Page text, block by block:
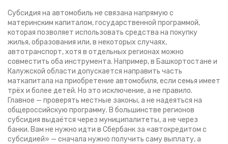
Субсидия на автомобиль не связана напрямую с
материнским капиталом,государственной программой,
которая позволяет использовать средства на покупку
жилья, образования или, в некоторых случаях,
автотранспорт, хотя в отдельных регионах можно
совместить оба инструмента. Например, в Башкортостане и
Калужской области допускается направить часть
маткапитала на приобретение автомобиля, если семья имеет
трёх и более детей. Но это исключение, а не правило.
Главное — проверять местные законы, а не надеяться на
общероссийскую программу. В большинстве регионов
субсидия выдаётся через муниципалитеты, а не через
банки. Вам не нужно идти в Сбербанк за «автокредитом с
субсидией» — сначала нужно получить саму выплату, а